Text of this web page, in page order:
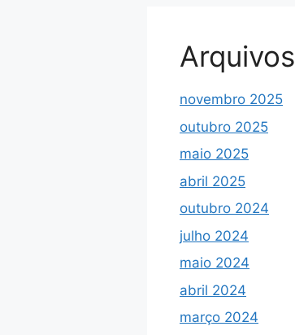
Arquivos
novembro 2025
outubro 2025
maio 2025
abril 2025
outubro 2024
julho 2024
maio 2024
abril 2024
março 2024